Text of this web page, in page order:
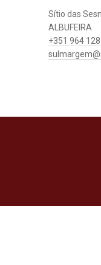
Sítio das
ALBUFEIRA
+351 964